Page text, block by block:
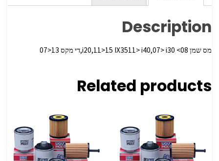
Description
מס שמן i20,11>15 IX3511> i40,07> i30 <08,די מקס 13<07
Related products